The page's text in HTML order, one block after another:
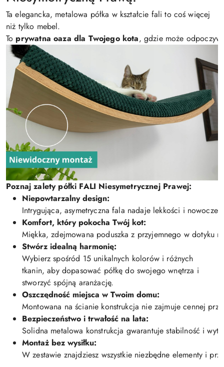
Ta elegancka, metalowa półka w kształcie fali to coś więcej
niż tylko mebel.
To prywatna oaza dla Twojego kota, gdzie może
Poznaj zalety półki FALI Niesymetrycznej Prawej:
Niepowtarzalny design:
Intrygująca, asymetryczna fala nadaje lekkości i
Komfort, który pokocha Twój kot:
Miękka, zdejmowana poduszka z przyjemnego w dotyku
Stwórz idealną harmonię:
Wybierz spośród 15 unikalnych kolorów i różnych
tkanin, aby dopasować półkę do swojego wnętrza i
stworzyć spójną aranżację.
Oszczędność miejsca w Twoim domu:
Montowana na ścianie konstrukcja nie zajmuje cennej
Bezpieczeństwo i trwałość na lata:
Solidna metalowa konstrukcja gwarantuje stabilność i
Montaż bez wysiłku:
W zestawie znajdziesz wszystkie niezbędne elementy i